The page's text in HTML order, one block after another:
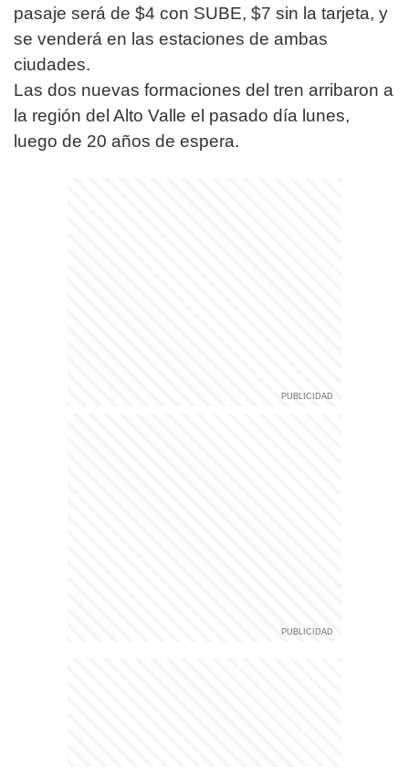
pasaje será de $4 con SUBE, $7 sin la tarjeta, y
se venderá en las estaciones de ambas
ciudades.
Las dos nuevas formaciones del tren arribaron a
la región del Alto Valle el pasado día lunes,
luego de 20 años de espera.